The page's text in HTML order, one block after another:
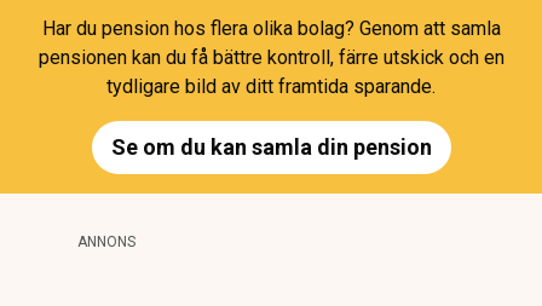
Har du pension hos flera olika bolag? Genom att samla
pensionen kan du få bättre kontroll, färre utskick och en
tydligare bild av ditt framtida sparande.
Se om du kan samla din pension
ANNONS